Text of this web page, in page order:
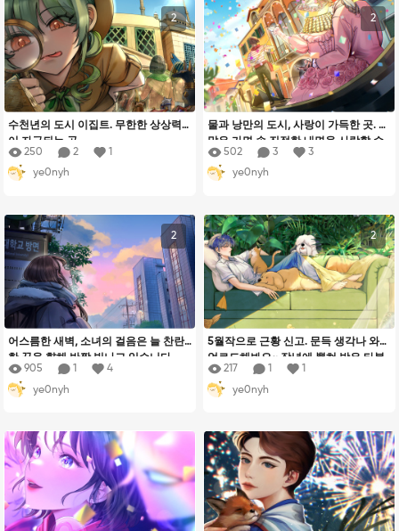
2
수천년의 도시 이집트. 무한한 상상력
이 자극되는 곳.
250
2
1
ye0nyh
2
물과 낭만의 도시, 사랑이 가득한 곳. 수
많은 가면 속 진정한 내면을 사랑할 수
있길.502 3
3
ye0nyh
2
어스름한 새벽, 소녀의 걸음은 늘 찬란
한 꿈을 향해 반짝 빛나고 있습니다.
905
1
4
ye0nyh
2
5월작으로 근황 신고. 문득 생각나 와서
업로드해봐요~ 작년에 뽑혀 받은 타블
렛 늘 감사한 마음으로 잘 쓰고 있어요.
착실히 성장해 나가고 있습니다~~
217 1
1
ye0nyh